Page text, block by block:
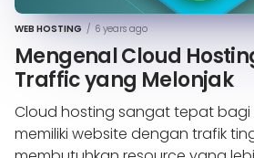
WEB HOSTING / 6 years ago
Mengenal Cloud
Traffic yang Melonjak
Cloud hosting sangat tepat bagi
memiliki website dengan trafik